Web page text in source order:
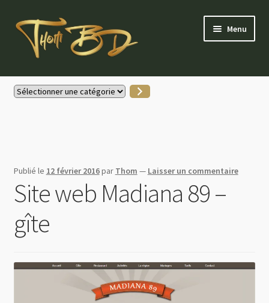
Aller
Aller
au
contenu
Menu
Accueil
Actus
Contactez-moi
Mon compte
Partenaires & soutiens
Sélectionner
Publié le 12 février 2016par Thom — Laisser un commentaire
Site web Madiana 89 –
gîte